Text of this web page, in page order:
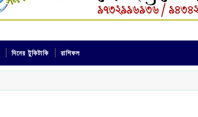
দিনের টুকিটাকি রাশিফল